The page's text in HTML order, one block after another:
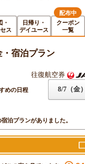
・
ス
日帰り・
デイユース
クーポン
一覧
配布中
宿泊プラン
往復航空券
めの日程 8/7（金）
泊プランがありました。